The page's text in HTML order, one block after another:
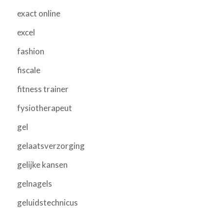
exact online
excel
fashion
fiscale
fitness trainer
fysiotherapeut
gel
gelaatsverzorging
gelijke kansen
gelnagels
geluidstechnicus